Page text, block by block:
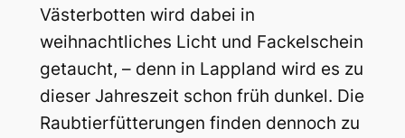
Västerbotten wird dabei in
weihnachtliches Licht und Fackelschein
getaucht, – denn in Lappland wird es zu
dieser Jahreszeit schon früh dunkel. Die
Raubtierfütterungen finden dennoch zu